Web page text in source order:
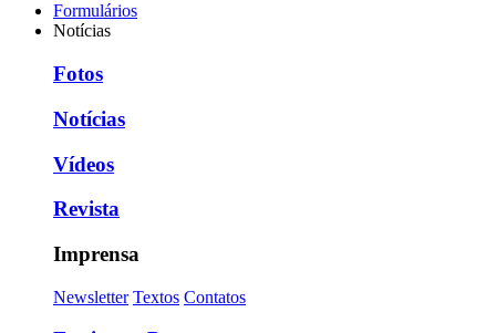
Formulários
Notícias
Fotos
Notícias
Vídeos
Revista
Imprensa
Newsletter Textos Contatos